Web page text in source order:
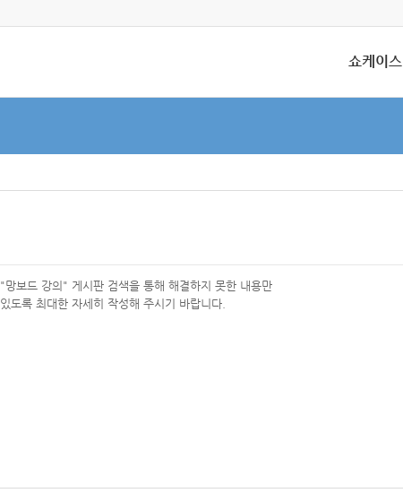
쇼케이스
보드 강의" 게시판 검색을 통해 해결하지 못한 내용만
도록 최대한 자세히 작성해 주시기 바랍니다.